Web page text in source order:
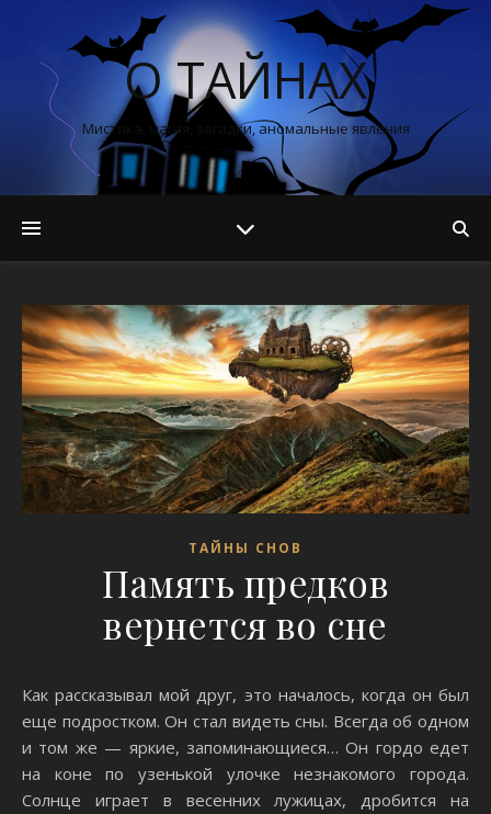
О ТАЙНАХ
Мистика, магия, загадки, аномальные явления
ТАЙНЫ СНОВ
Память предков
вернется во сне
Как рассказывал мой друг, это началось, когда он был
еще подростком. Он стал ви­деть сны. Всегда об одном
и том же — яркие, запоминаю­щиеcя… Он гордо едет
на коне по узенькой улочке незнакомого города.
Солнце играет в весенних лужицах, дробится на